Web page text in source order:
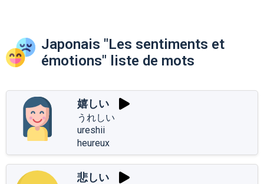
Japonais "Les sentiments et
émotions" liste de mots
嬉しい
うれしい
ureshii
heureux
悲しい